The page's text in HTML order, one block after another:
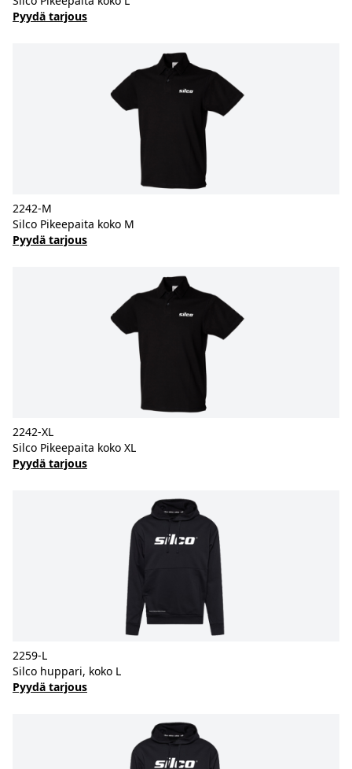
Pyydä tarjous
2242-M
Silco Pikeepaita koko M
Pyydä tarjous
2242-XL
Silco Pikeepaita koko XL
Pyydä tarjous
2259-L
Silco huppari, koko L
Pyydä tarjous